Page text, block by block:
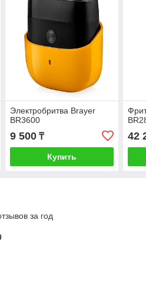
Электробритва Brayer
BR3600
9 500₸
Купить
42
за год